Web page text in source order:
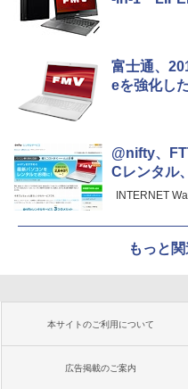
富士通、
eを強化し
@nifty、
Cレンタル
INTERNET
もっと
本サイトのご利用について
広告掲載のご案内